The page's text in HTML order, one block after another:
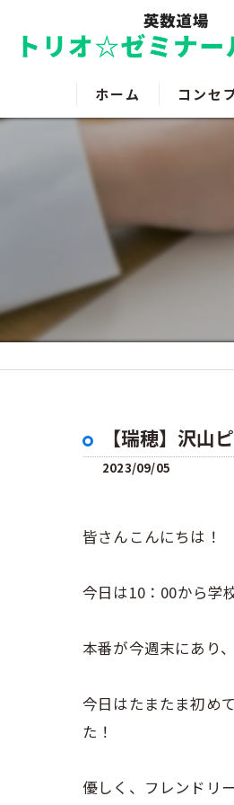
ホーム コンセ
【瑞穂】沢山
2023/09/05
皆さんこんにちは！
今日は10：00から学
本番が今週末にあり
今日はたまたま初め
た！
優しく、フレンド